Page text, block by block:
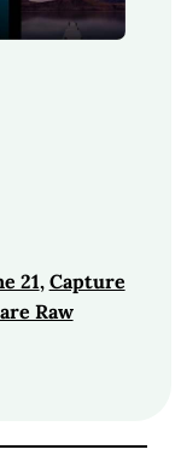
21, Capture
Raw